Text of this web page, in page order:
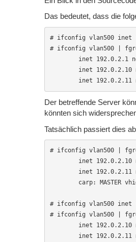
Das bedeutet, dass die
# ifconfig vlan500 inet
# ifconfig vlan500 |
inet 192.0.2.1
inet 192.0.2.10
inet 192.0.2.11
Der betreffende Server
könnten sich
Tatsächlich passiert dies
# ifconfig vlan500 |
inet 192.0.2.10
inet 192.0.2.11
carp: MASTER vhid
# ifconfig vlan500 inet
# ifconfig vlan500 |
inet 192.0.2.10
inet 192.0.2.11